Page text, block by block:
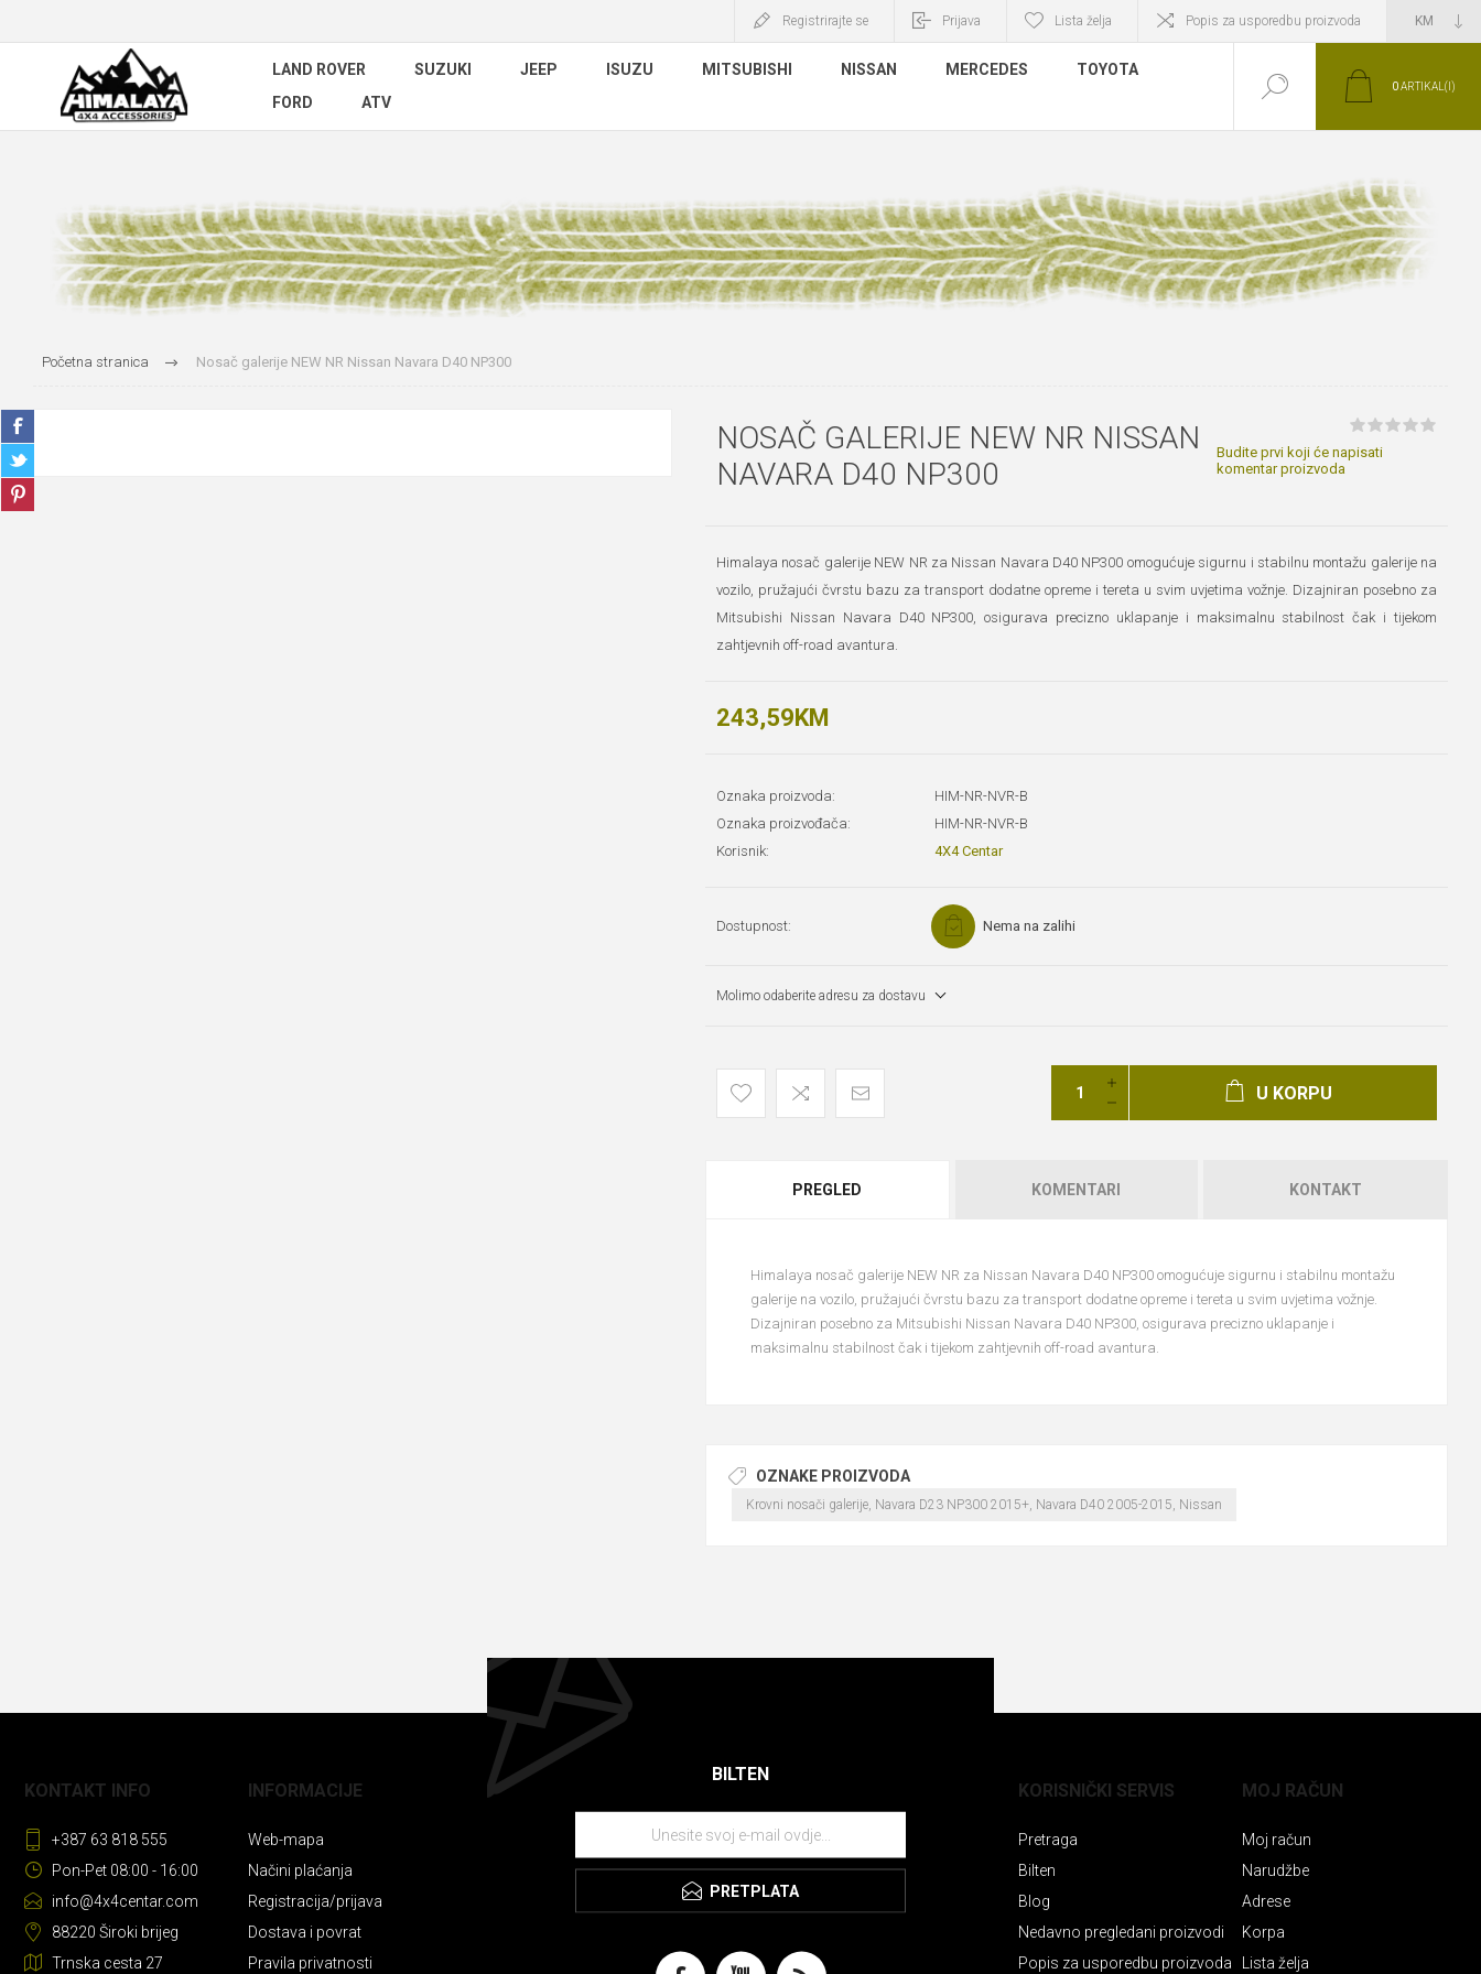
Registrirajte se Prijava Lista želja Popis za usporedbu proizvoda
LAND ROVER SUZUKI JEEP ISUZU MITSUBISHI NISSAN MERCEDES
TOYOTA
FORD
ATV
0ARTIKAL(I)
Početna stranica Nosač galerije NEW NR Nissan Navara D40 NP300
NOSAČ GALERIJE NEW NR NISSAN
NAVARA D40 NP300
Budite prvi koji će napisati
komentar proizvoda
Himalaya nosač galerije NEW NR za Nissan Navara D40 NP300 omogućuje sigurnu i stabilnu montažu galerije na
vozilo, pružajući čvrstu bazu za transport dodatne opreme i tereta u svim uvjetima vožnje. Dizajniran posebno za
Mitsubishi Nissan Navara D40 NP300, osigurava precizno uklapanje i maksimalnu stabilnost čak i tijekom
zahtjevnih off-road avantura.
243,59KM
Oznaka proizvoda:
HIM-NR-NVR-B
Oznaka proizvođača:
HIM-NR-NVR-B
Korisnik:
4X4 Centar
Dostupnost: Nema na zalihi
Molimo odaberite adresu za dostavu
U KORPU
PREGLED KOMENTARI KONTAKT
Himalaya nosač galerije NEW NR za Nissan Navara D40 NP300 omogućuje sigurnu i stabilnu montažu
galerije na vozilo, pružajući čvrstu bazu za transport dodatne opreme i tereta u svim uvjetima vožnje.
Dizajniran posebno za Mitsubishi Nissan Navara D40 NP300, osigurava precizno uklapanje i
maksimalnu stabilnost čak i tijekom zahtjevnih off-road avantura.
OZNAKE PROIZVODA
Krovni nosači galerije, Navara D23 NP300 2015+, Navara D40 2005-2015, Nissan
BILTEN
PRETPLATA
KONTAKT INFO
+387 63 818 555
Pon-Pet 08:00 - 16:00
info@4x4centar.com
88220 Široki brijeg
Trnska cesta 27
INFORMACIJE
Web-mapa
Načini plaćanja
Registracija/prijava
Dostava i povrat
Pravila privatnosti
KORISNIČKI SERVIS
Pretraga
Bilten
Blog
Nedavno pregledani proizvodi
Popis za usporedbu proizvoda
MOJ RAČUN
Moj račun
Narudžbe
Adrese
Korpa
Lista želja